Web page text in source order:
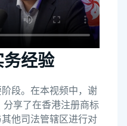
经验
段。在本视频中，谢
分享了在香港注册商标
他司法管辖区进行对